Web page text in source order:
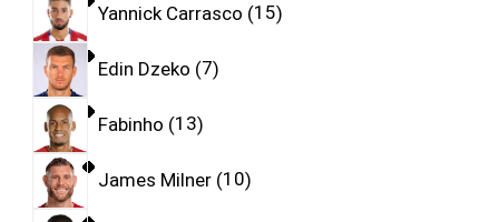
Yannick Carrasco 15
Edin Dzeko 7
Fabinho 13
James Milner 10